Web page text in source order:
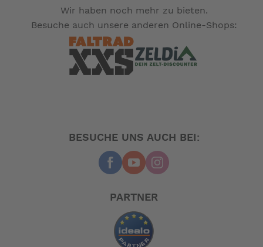
Wir haben noch mehr zu bieten.
Besuche auch unsere anderen Online-Shops:
BESUCHE UNS AUCH BEI:
PARTNER